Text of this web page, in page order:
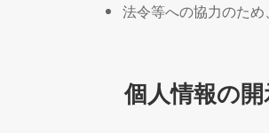
法令等への協力のた
個人情報の